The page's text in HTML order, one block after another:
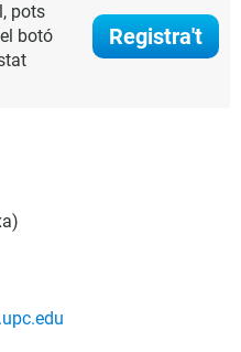
pots
botó
Registra't